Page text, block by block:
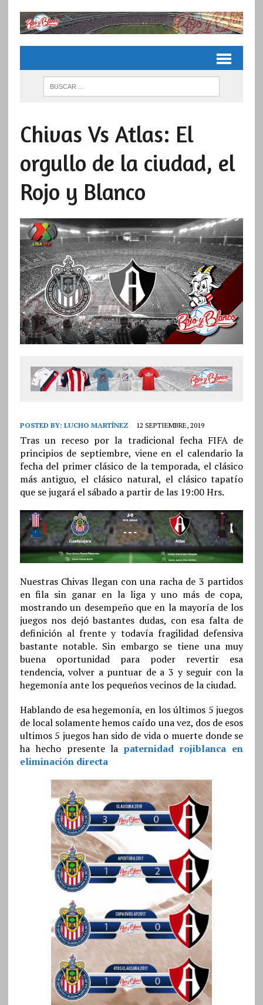
Chivas Vs Atlas: El
orgullo de la ciudad, el
Rojo y Blanco
POSTED BY: LUCHO MARTÍNEZ 12 SEPTIEMBRE, 2019
Tras un receso por la tradicional fecha FIFA de
principios de septiembre, viene en el calendario la
fecha del primer clásico de la temporada, el clásico
más antiguo, el clásico natural, el clásico tapatío
que se jugará el sábado a partir de las 19:00 Hrs.
Nuestras Chivas llegan con una racha de 3 partidos
en fila sin ganar en la liga y uno más de copa,
mostrando un desempeño que en la mayoría de los
juegos nos dejó bastantes dudas, con esa falta de
definición al frente y todavía fragilidad defensiva
bastante notable. Sin embargo se tiene una muy
buena oportunidad para poder revertir esa
tendencia, volver a puntuar de a 3 y seguir con la
hegemonía ante los pequeños vecinos de la ciudad.
Hablando de esa hegemonía, en los últimos 5 juegos
de local solamente hemos caído una vez, dos de esos
ultimos 5 juegos han sido de vida o muerte donde se
ha hecho presente lapaternidad rojiblanca en
eliminación directa